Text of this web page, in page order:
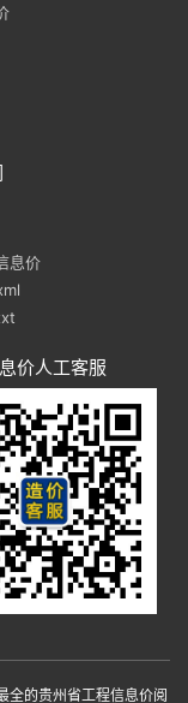
息价
价人工客服
的贵州省工程信息价阅